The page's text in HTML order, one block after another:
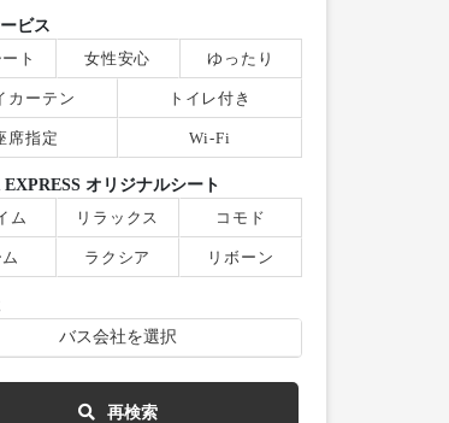
ビス
ト
女性安心 ゆったり
カーテン トイレ付き
席指定 Wi-Fi
オリジナルシート
ム
リラックス コモド
ム ラクシア リボーン
バス会社を選択
再検索